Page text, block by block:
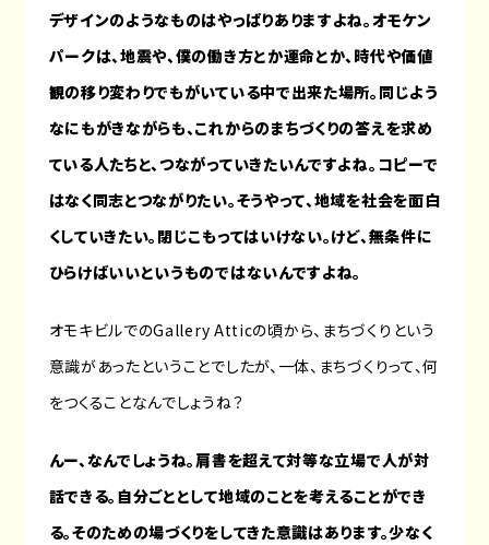
デザインのようなものはやっぱりありますよね。オモケン
パークは、地震や、僕の働き方とか運命とか、時代や価値
観の移り変わりでもがいている中で出来た場所。同じよう
なにもがきながらも、これからのまちづくりの答えを求め
ている人たちと、つながっていきたいんですよね。コピーで
はなく同志とつながりたい。そうやって、地域を社会を面白
くしていきたい。閉じこもってはいけない。けど、無条件に
ひらけばいいというものではないんですよね。
オモキビルでのGallery Atticの頃から、まちづくりという
意識があったということでしたが、一体、まちづくりって、何
をつくることなんでしょうね？
んー、なんでしょうね。肩書を超えて対等な立場で人が対
話できる。自分ごととして地域のことを考えることができ
る。そのための場づくりをしてきた意識はあります。少なく